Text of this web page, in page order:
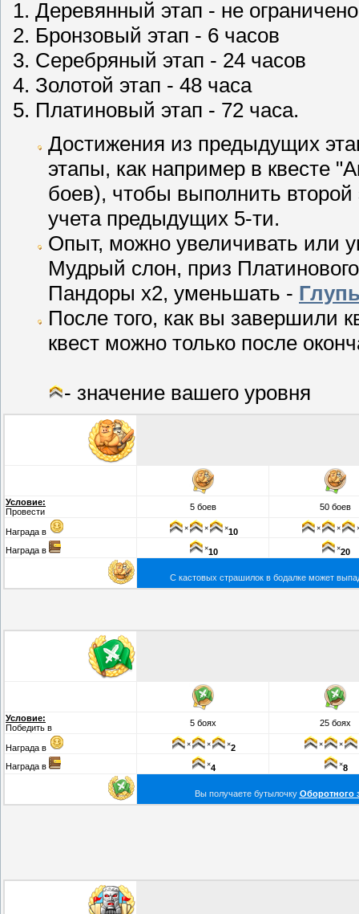
Деревянный этап - не
Бронзовый этап - 6 часов
Серебряный этап - 24 часов
Золотой этап - 48 часа
Платиновый этап - 72 часа.
Достижения из предыдущих
этапы, как например в квесте
боев), чтобы выполнить
учета предыдущих 5-ти.
Опыт, можно увеличивать или
Мудрый слон, приз
Пандоры х2, уменьшать -
После того, как вы завершили
квест можно только после
- значение вашего уровня
Условие:
Провести
5 боев 50 боев
Награда в × × ×10 × ×
Награда в ×10 ×20
С кастовых страшилок в бодалке может
Условие:
Победить в
5 боях 25 боях
Награда в × × ×2 × ×
Награда в ×4 ×8
Вы получаете бутылочку Оборотного